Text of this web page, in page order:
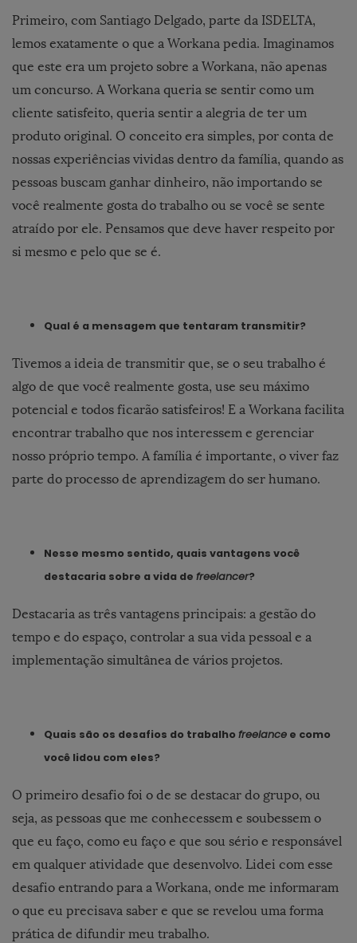
Primeiro, com Santiago Delgado, parte da ISDELTA,
lemos exatamente o que a Workana pedia. Imaginamos
que este era um projeto sobre a Workana, não apenas
um concurso. A Workana queria se sentir como um
cliente satisfeito, queria sentir a alegria de ter um
produto original. O conceito era simples, por conta de
nossas experiências vividas dentro da família, quando as
pessoas buscam ganhar dinheiro, não importando se
você realmente gosta do trabalho ou se você se sente
atraído por ele. Pensamos que deve haver respeito por
si mesmo e pelo que se é.
Qual é a mensagem que tentaram transmitir?
Tivemos a ideia de transmitir que, se o seu trabalho é
algo de que você realmente gosta, use seu máximo
potencial e todos ficarão satisfeiros! E a Workana facilita
encontrar trabalho que nos interessem e gerenciar
nosso próprio tempo. A família é importante, o viver faz
parte do processo de aprendizagem do ser humano.
Nesse mesmo sentido, quais vantagens você
destacaria sobre a vida de freelancer?
Destacaria as três vantagens principais: a gestão do
tempo e do espaço, controlar a sua vida pessoal e a
implementação simultânea de vários projetos.
Quais são os desafios do trabalho freelance e como
você lidou com eles?
O primeiro desafio foi o de se destacar do grupo, ou
seja, as pessoas que me conhecessem e soubessem o
que eu faço, como eu faço e que sou sério e responsável
em qualquer atividade que desenvolvo. Lidei com esse
desafio entrando para a Workana, onde me informaram
o que eu precisava saber e que se revelou uma forma
prática de difundir meu trabalho.